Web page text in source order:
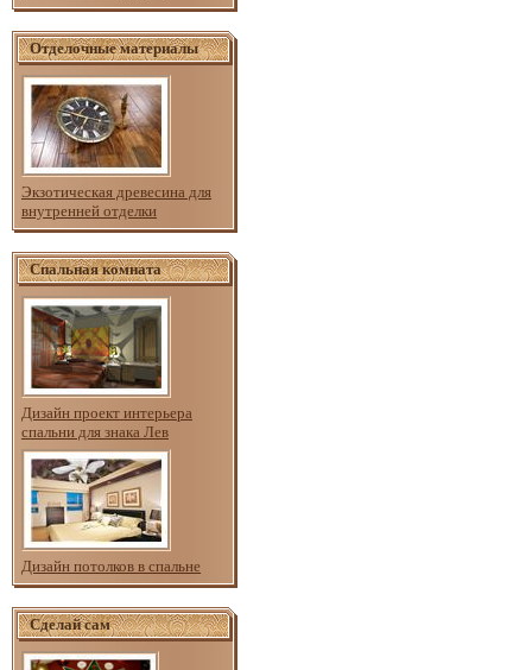
Отделочные материалы
Экзотическая древесина для
внутренней отделки
Спальная комната
Дизайн проект интерьера
спальни для знака Лев
Дизайн потолков в спальне
Сделай сам